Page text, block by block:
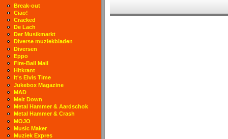
Break-out
Ciao!
Cracked
De Lach
Der Musikmarkt
Diverse muziekbladen
Diversen
Eppo
Fire-Ball Mail
Hitkrant
It's Elvis Time
Jukebox Magazine
MAD
Melt Down
Metal Hammer & Aardschok
Metal Hammer & Crash
MOJO
Music Maker
Muziek Expres